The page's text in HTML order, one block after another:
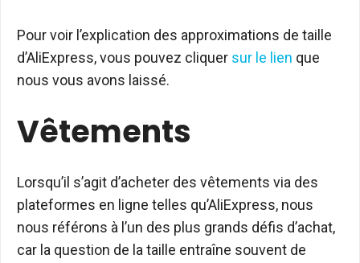
Pour voir l’explication des approximations de taille
d’AliExpress, vous pouvez cliquer sur le lien que
nous vous avons laissé.
Vêtements
Lorsqu’il s’agit d’acheter des vêtements via des
plateformes en ligne telles qu’AliExpress, nous
nous référons à l’un des plus grands défis d’achat,
car la question de la taille entraîne souvent de